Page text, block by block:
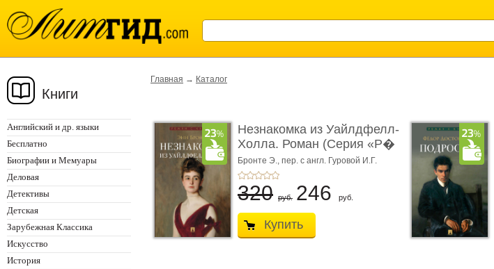
Книги
Английский и др. языки
Бесплатно
Биографии и Мемуары
Деловая
Детективы
Детская
Зарубежная Классика
Искусство
История
Главная → Каталог
Незнакомка из Уайлдфелл-
Холла. Роман (Серия «Р�
...
Бронте Э., пер. с англ. Гуровой И.Г.
320 руб. 246 руб.
Купить